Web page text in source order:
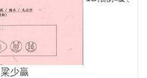
粱少贏